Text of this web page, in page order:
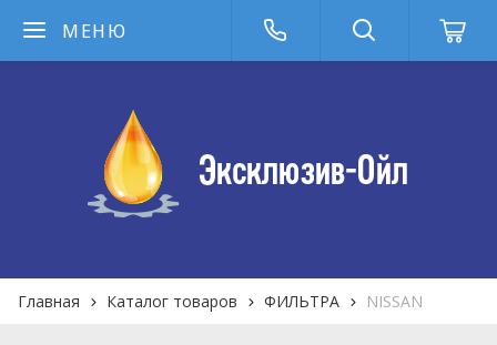
МЕНЮ
Главная Каталог товаров ФИЛЬТРА NISSAN